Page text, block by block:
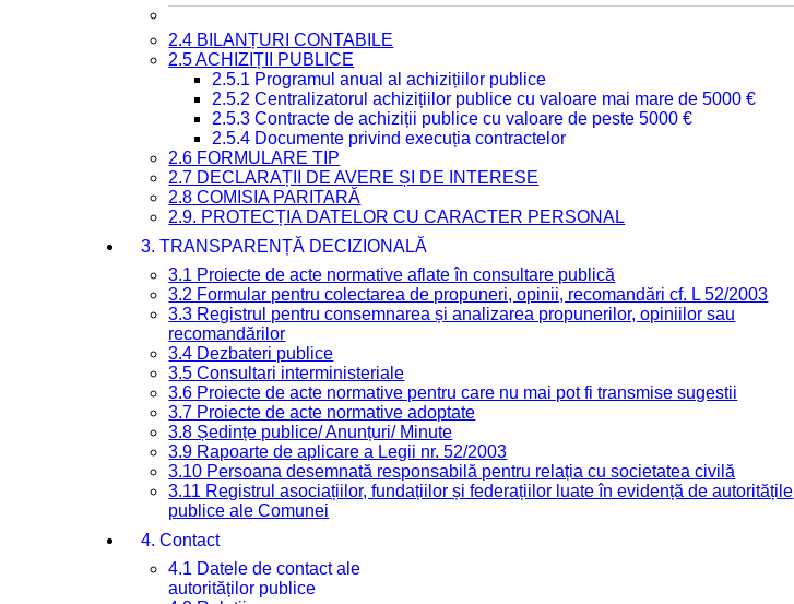
2.4 BILANȚURI CONTABILE
2.5 ACHIZIȚII PUBLICE
2.5.1 Programul anual al achizițiilor publice
2.5.2 Centralizatorul achizițiilor publice cu valoare mai mare de 5000 €
2.5.3 Contracte de achiziții publice cu valoare de peste 5000 €
2.5.4 Documente privind execuția contractelor
2.6 FORMULARE TIP
2.7 DECLARAȚII DE AVERE ȘI DE INTERESE
2.8 COMISIA PARITARĂ
2.9. PROTECȚIA DATELOR CU CARACTER PERSONAL
3. TRANSPARENȚĂ DECIZIONALĂ
3.1 Proiecte de acte normative aflate în consultare publică
3.2 Formular pentru colectarea de propuneri, opinii, recomandări cf. L 52/2003
3.3 Registrul pentru consemnarea și analizarea propunerilor, opiniilor sau
recomandărilor
3.4 Dezbateri publice
3.5 Consultari interministeriale
3.6 Proiecte de acte normative pentru care nu mai pot fi transmise sugestii
3.7 Proiecte de acte normative adoptate
3.8 Ședințe publice/ Anunțuri/ Minute
3.9 Rapoarte de aplicare a Legii nr. 52/2003
3.10 Persoana desemnată responsabilă pentru relația cu societatea civilă
3.11 Registrul asociațiilor, fundațiilor și federațiilor luate în evidență de autoritățile
publice ale Comunei
4. Contact
4.1 Datele de contact ale
autorităților publice